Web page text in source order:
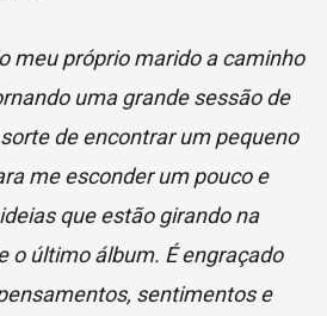
meu próprio marido a caminho
uma grande sessão de
de encontrar um pequeno
me esconder um pouco e
que estão girando na
o último álbum. É engraçado
sentimentos e